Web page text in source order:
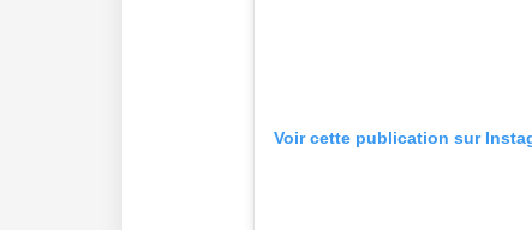
Voir cette publication sur